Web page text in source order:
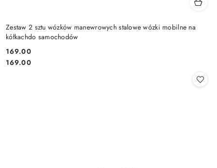
Zestaw 2 sztu wózków manewrowych stalowe wózki mobilne na
kółkachdo samochodów
Cena:
169.00
Cena:
169.00